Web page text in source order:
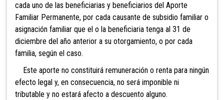
cada uno de las beneficiarias y beneficiarios del Aporte
Familiar Permanente, por cada causante de subsidio familiar o
asignación familiar que el o la beneficiaria tenga al 31 de
diciembre del año anterior a su otorgamiento, o por cada
familia, según el caso.
Este aporte no constituirá remuneración o renta para ningún
efecto legal y, en consecuencia, no será imponible ni
tributable y no estará afecto a descuento alguno.